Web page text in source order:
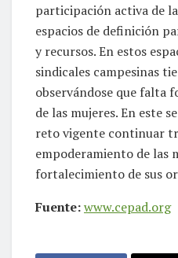
participación activa de
espacios de definición
y recursos. En estos
sindicales campesinas
observándose que falta
de las mujeres. En este
reto vigente continuar
empoderamiento de las
fortalecimiento de sus
Fuente:www.cepad.org